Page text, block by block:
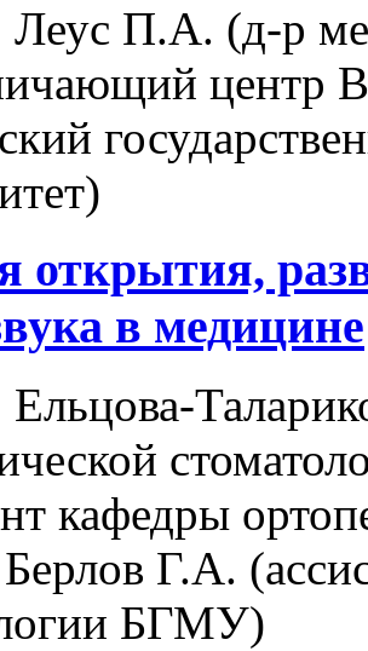
Леус П.А. (д-р
центр
открытия,
в медицине
Ельцова-
кафедры
Г.А.
БГМУ)